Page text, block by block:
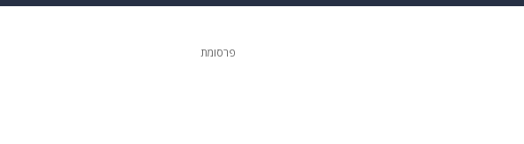
פרסומת